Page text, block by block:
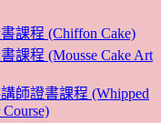
課程 (Chiffon Cake)
課程 (Mousse Cake Art
師證書課程 (Whipped